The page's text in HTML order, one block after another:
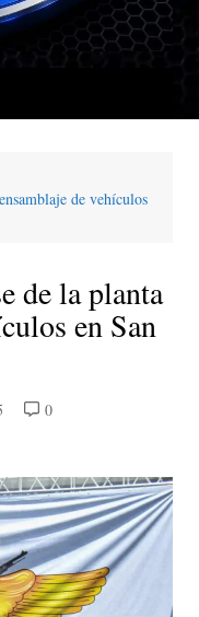
de vehículos
de la planta
en San
0